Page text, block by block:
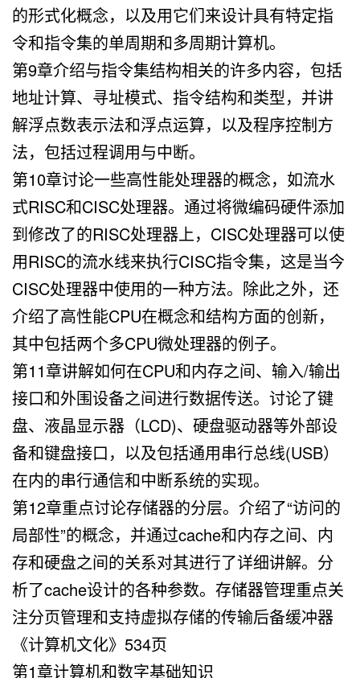
的形式化概念，以及用它们来设计具有特定指
令和指令集的单周期和多周期计算机。
第9章介绍与指令集结构相关的许多内容，包括
地址计算、寻址模式、指令结构和类型，并讲
解浮点数表示法和浮点运算，以及程序控制方
法，包括过程调用与中断。
第10章讨论一些高性能处理器的概念，如流水
式RISC和CISC处理器。通过将微编码硬件添加
到修改了的RISC处理器上，CISC处理器可以使
用RISC的流水线来执行CISC指令集，这是当今
CISC处理器中使用的一种方法。除此之外，还
介绍了高性能CPU在概念和结构方面的创新，
其中包括两个多CPU微处理器的例子。
第11章讲解如何在CPU和内存之间、输入/输出
接口和外围设备之间进行数据传送。讨论了键
盘、液晶显示器（LCD)、硬盘驱动器等外部设
备和键盘接口，以及包括通用串行总线(USB）
在内的串行通信和中断系统的实现。
第12章重点讨论存储器的分层。介绍了“访问的
局部性”的概念，并通过cache和内存之间、内
存和硬盘之间的关系对其进行了详细讲解。分
析了cache设计的各种参数。存储器管理重点关
注分页管理和支持虚拟存储的传输后备缓冲器
《计算机文化》534页
第1章计算机和数字基础知识